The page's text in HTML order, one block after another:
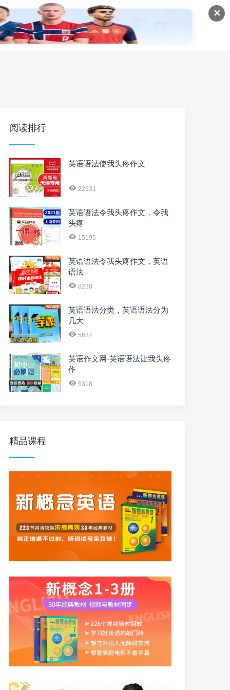
✕
英语课程 英语资料
阅读排行
英语语法使我头疼作文
22631
英语语法令我头疼作文，令我
头疼
15195
英语语法令我头疼作文，英语
语法
8238
英语语法分类，英语语法分为
几大
5637
英语作文网-英语语法让我头疼
作
5318
精品课程